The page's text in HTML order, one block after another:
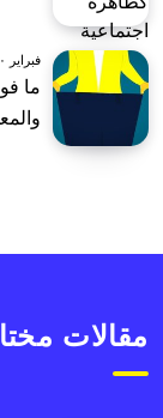
فبراير ٢٠, ٢٠٢٤
ما
مقالات